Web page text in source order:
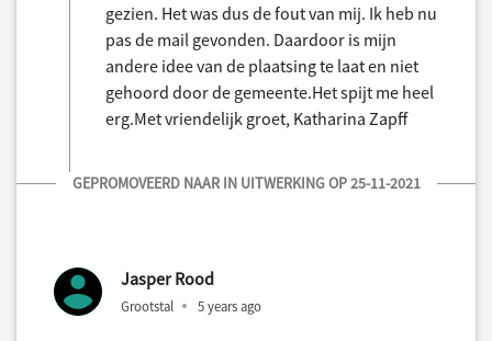
gezien. Het was dus de fout van mij. Ik heb nu
pas de mail gevonden. Daardoor is mijn
andere idee van de plaatsing te laat en niet
gehoord door de gemeente.Het spijt me heel
erg.Met vriendelijk groet, Katharina Zapff
GEPROMOVEERD NAAR IN UITWERKING OP 25-11-2021
Jasper Rood
Grootstal 5 years ago